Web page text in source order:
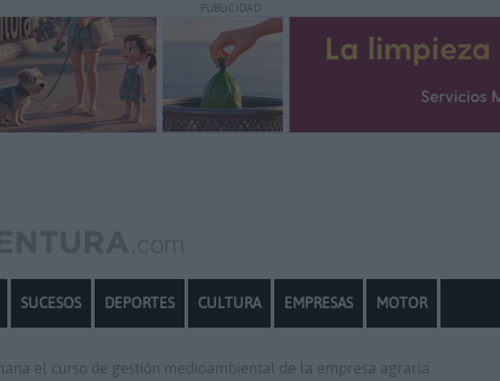
PUBLICIDAD
SUCESOS DEPORTES CULTURA EMPRESAS MOTOR
el curso de gestión medioambiental de la empresa agraria